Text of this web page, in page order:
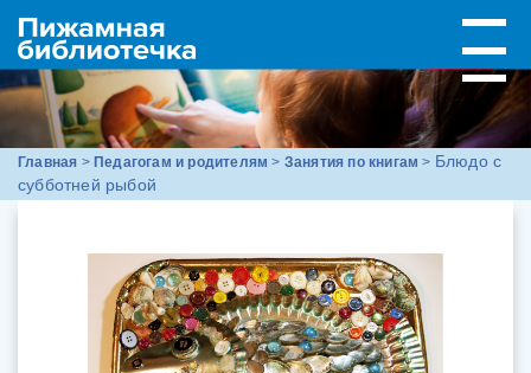
Главная > Педагогам и родителям > Занятия по книгам > Блюдо с
субботней рыбой